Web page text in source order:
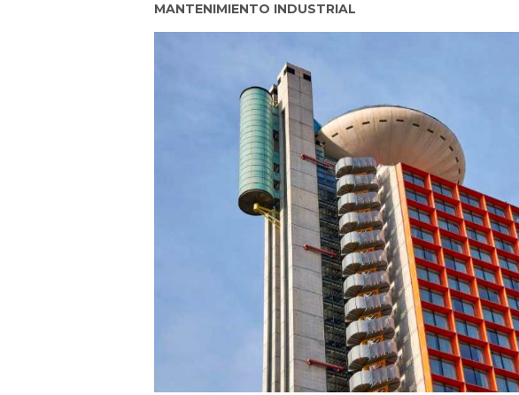
MANTENIMIENTO INDUSTRIAL